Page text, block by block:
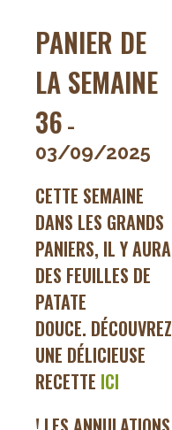
PANIER DE
LA SEMAINE
36 -
03/09/2025
CETTE SEMAINE
DANS LES GRANDS
PANIERS, IL Y AURA
DES FEUILLES DE
PATATE
DOUCE. DÉCOUVREZ
UNE DÉLICIEUSE
RECETTE ICI